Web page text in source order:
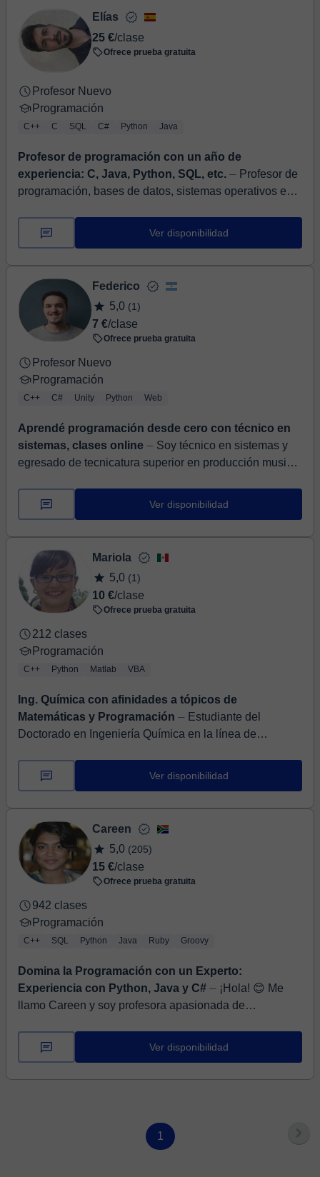
Elías
25 €/clase
Ofrece prueba gratuita
Profesor Nuevo
Programación
C++ C SQL C# Python Java
Profesor de programación con un año de
experiencia: C, Java, Python, SQL, etc. ⏤ Profesor de
programación, bases de datos, sistemas operativos e
Ver disponibilidad
Federico
5,0 (1)
7 €/clase
Ofrece prueba gratuita
Profesor Nuevo
Programación
C++ C# Unity Python Web
Aprendé programación desde cero con técnico en
sistemas, clases online ⏤ Soy técnico en sistemas y
egresado de tecnicatura superior en producción musical
tecnología y educación....
Ver disponibilidad
Mariola
5,0 (1)
10 €/clase
Ofrece prueba gratuita
212 clases
Programación
C++ Python Matlab VBA
Ing. Química con afinidades a tópicos de
Matemáticas y Programación ⏤ Estudiante del
Doctorado en Ingeniería Química en la línea de
control de procesos. He participad...
Ver disponibilidad
Careen
5,0 (205)
15 €/clase
Ofrece prueba gratuita
942 clases
Programación
C++ SQL Python Java Ruby Groovy
Domina la Programación con un Experto:
Experiencia con Python, Java y C# ⏤ ¡Hola! 😊 Me
llamo Careen y soy profesora apasionada de
10 años de experiencia enseñando a estudi...
Ver disponibilidad
1